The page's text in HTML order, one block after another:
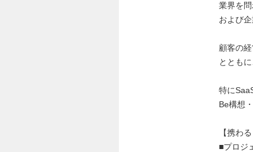
業界を
および
顧客の
ととも
特に
Be構想
【携わ
■プロジ